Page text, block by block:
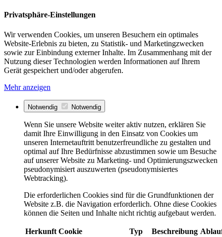
Privatsphäre-Einstellungen
Wir verwenden Cookies, um unseren Besuchern ein optimales
Website-Erlebnis zu bieten, zu Statistik- und Marketingzwecken
sowie zur Einbindung externer Inhalte. Im Zusammenhang mit der
Nutzung dieser Technologien werden Informationen auf Ihrem
Gerät gespeichert und/oder abgerufen.
Mehr anzeigen
Notwendig Notwendig
Wenn Sie unsere Website weiter aktiv nutzen, erklären Sie
damit Ihre Einwilligung in den Einsatz von Cookies um
unseren Internetauftritt benutzerfreundliche zu gestalten und
optimal auf Ihre Bedürfnisse abzustimmen sowie um Besuche
auf unserer Website zu Marketing- und Optimierungszwecken
pseudonymisiert auszuwerten (pseudonymisiertes
Webtracking).
Die erforderlichen Cookies sind für die Grundfunktionen der
Website z.B. die Navigation erforderlich. Ohne diese Cookies
können die Seiten und Inhalte nicht richtig aufgebaut werden.
Herkunft Cookie Typ Beschreibung